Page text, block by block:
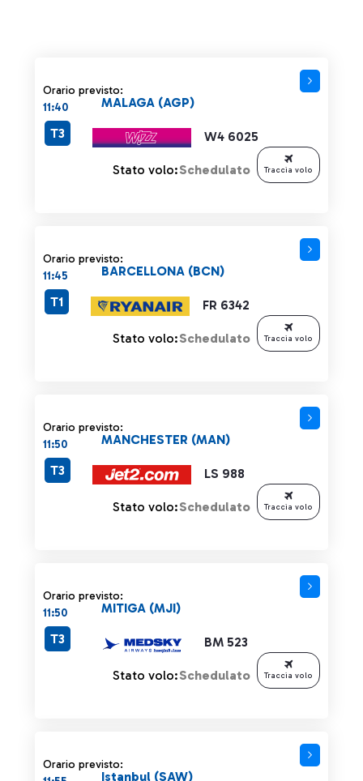
Orario previsto:
11:40
W4 6025
MALAGA (AGP)
T3
Stato volo:Schedulato Traccia volo
Orario previsto:
11:45
FR 6342
BARCELLONA (BCN)
T1
Stato volo:Schedulato Traccia volo
Orario previsto:
11:50
LS 988
MANCHESTER (MAN)
T3
Stato volo:Schedulato Traccia volo
Orario previsto:
11:50
BM 523
MITIGA (MJI)
T3
Stato volo:Schedulato Traccia volo
Orario previsto:
Istanbul (SAW)